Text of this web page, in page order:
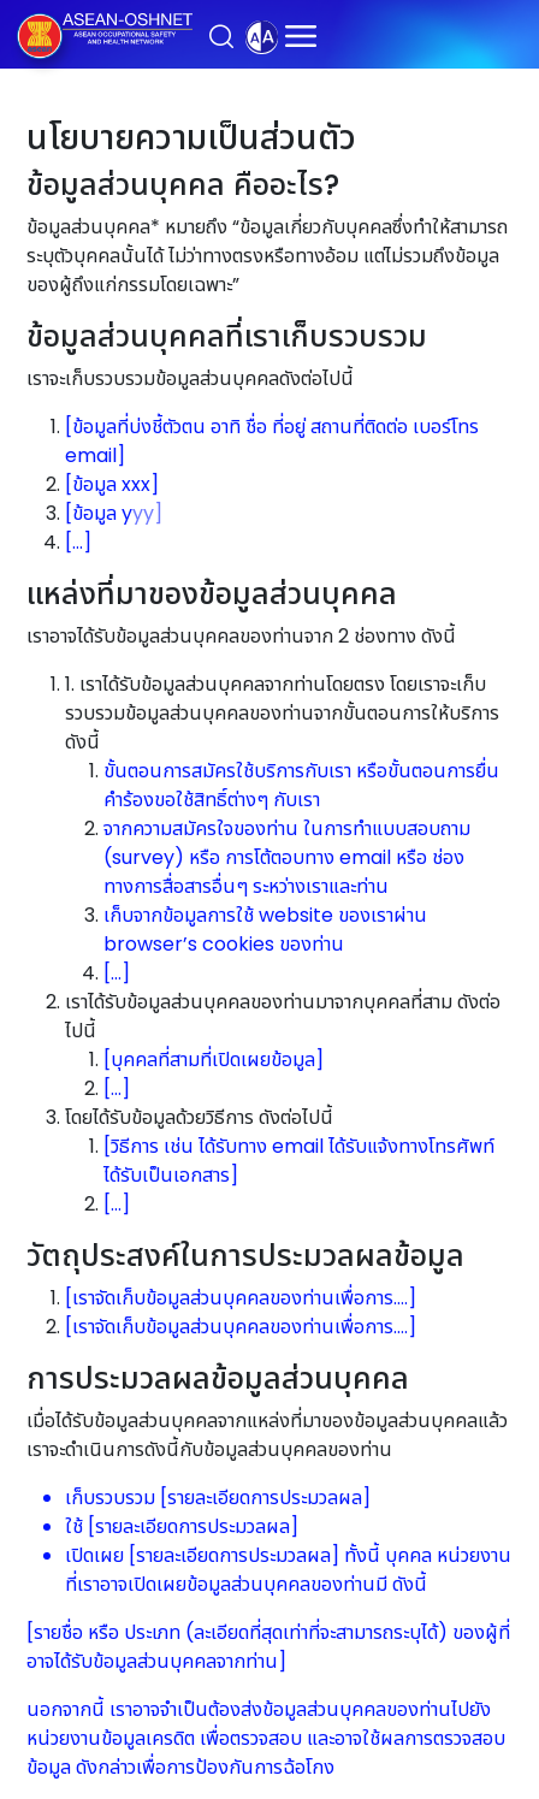
นโยบายความเป็นส่วนตัว
ข้อมูลส่วนบุคคล คืออะไร?
ข้อมูลส่วนบุคคล* หมายถึง “ข้อมูลเกี่ยวกับบุคคลซึ่งทำให้สามารถ
ระบุตัวบุคคลนั้นได้ ไม่ว่าทางตรงหรือทางอ้อม แต่ไม่รวมถึงข้อมูล
ของผู้ถึงแก่กรรมโดยเฉพาะ”
ข้อมูลส่วนบุคคลที่เราเก็บรวบรวม
เราจะเก็บรวบรวมข้อมูลส่วนบุคคลดังต่อไปนี้
[ข้อมูลที่บ่งชี้ตัวตน อาทิ ชื่อ ที่อยู่ สถานที่ติดต่อ เบอร์โทร
email]
[ข้อมูล xxx]
[ข้อมูล yyy]
[…]
แหล่งที่มาของข้อมูลส่วนบุคคล
เราอาจได้รับข้อมูลส่วนบุคคลของท่านจาก 2 ช่องทาง ดังนี้
1. เราได้รับข้อมูลส่วนบุคคลจากท่านโดยตรง โดยเราจะเก็บ
รวบรวมข้อมูลส่วนบุคคลของท่านจากขั้นตอนการให้บริการ
ดังนี้
ขั้นตอนการสมัครใช้บริการกับเรา หรือขั้นตอนการยื่น
คำร้องขอใช้สิทธิ์ต่างๆ กับเรา
จากความสมัครใจของท่าน ในการทำแบบสอบถาม
(survey) หรือ การโต้ตอบทาง email หรือ ช่อง
ทางการสื่อสารอื่นๆ ระหว่างเราและท่าน
เก็บจากข้อมูลการใช้ website ของเราผ่าน
browser’s cookies ของท่าน
[…]
เราได้รับข้อมูลส่วนบุคคลของท่านมาจากบุคคลที่สาม ดังต่อ
ไปนี้
[บุคคลที่สามที่เปิดเผยข้อมูล]
[…]
โดยได้รับข้อมูลด้วยวิธีการ ดังต่อไปนี้
[วิธีการ เช่น ได้รับทาง email ได้รับแจ้งทางโทรศัพท์
ได้รับเป็นเอกสาร]
[…]
วัตถุประสงค์ในการประมวลผลข้อมูล
[เราจัดเก็บข้อมูลส่วนบุคคลของท่านเพื่อการ….]
[เราจัดเก็บข้อมูลส่วนบุคคลของท่านเพื่อการ….]
การประมวลผลข้อมูลส่วนบุคคล
เมื่อได้รับข้อมูลส่วนบุคคลจากแหล่งที่มาของข้อมูลส่วนบุคคลแล้ว
เราจะดำเนินการดังนี้กับข้อมูลส่วนบุคคลของท่าน
เก็บรวบรวม [รายละเอียดการประมวลผล]
ใช้ [รายละเอียดการประมวลผล]
เปิดเผย [รายละเอียดการประมวลผล] ทั้งนี้ บุคคล หน่วยงาน
ที่เราอาจเปิดเผยข้อมูลส่วนบุคคลของท่านมี ดังนี้
[รายชื่อ หรือ ประเภท (ละเอียดที่สุดเท่าที่จะสามารถระบุได้) ของผู้ที่
อาจได้รับข้อมูลส่วนบุคคลจากท่าน]
นอกจากนี้ เราอาจจำเป็นต้องส่งข้อมูลส่วนบุคคลของท่านไปยัง
หน่วยงานข้อมูลเครดิต เพื่อตรวจสอบ และอาจใช้ผลการตรวจสอบ
ข้อมูล ดังกล่าวเพื่อการป้องกันการฉ้อโกง